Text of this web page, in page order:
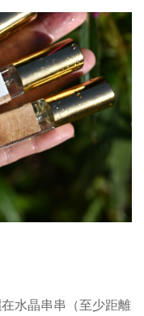
水晶串串（至少距離